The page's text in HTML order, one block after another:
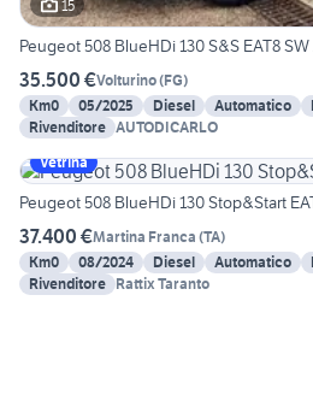
15
Peugeot 508 BlueHDi 130 S&S EAT8
35.500 €Volturino(FG)
Km0
05/2025 Diesel Automatico
Rivenditore AUTODICARLO
Vetrina
Peugeot 508 BlueHDi 130 Stop&Start
37.400 €Martina Franca (TA)
Km0
08/2024 Diesel Automatico
Rivenditore Rattix Taranto